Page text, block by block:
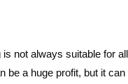
not always suitable for
be a huge profit, but it